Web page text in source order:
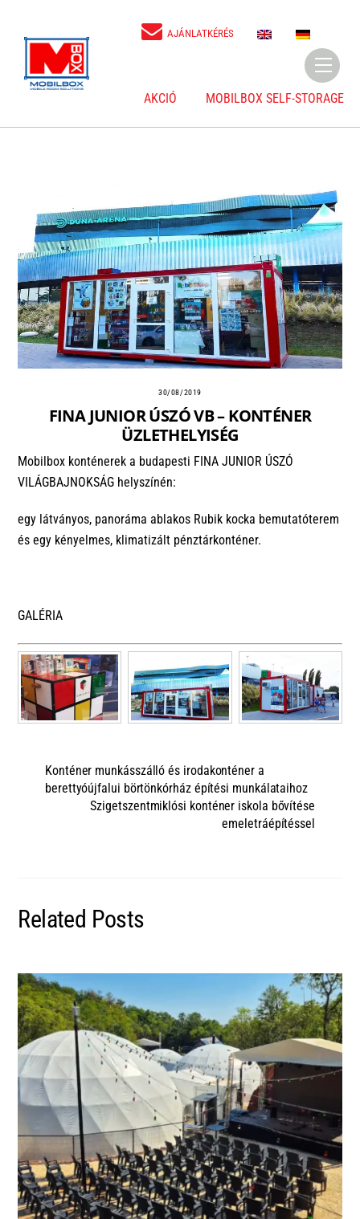
AJÁNLATKÉRÉS
E
D
Menu
AKCIÓ MOBILBOX SELF-STORAGE
30/08/2019
FINA JUNIOR ÚSZÓ VB – KONTÉNER
ÜZLETHELYISÉG
Mobilbox konténerek a budapesti FINA JUNIOR ÚSZÓ
VILÁGBAJNOKSÁG helyszínén:
egy látványos, panoráma ablakos Rubik kocka bemutatóterem
és egy kényelmes, klimatizált pénztárkonténer.
GALÉRIA
Konténer munkásszálló és irodakonténer a
berettyóújfalui börtönkórház építési munkálataihoz
Szigetszentmiklósi konténer iskola bővítése
emeletráépítéssel
Related Posts